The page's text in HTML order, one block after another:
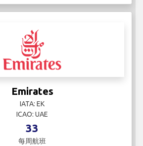
Emirates
IATA: EK
ICAO: UAE
33
每周航班